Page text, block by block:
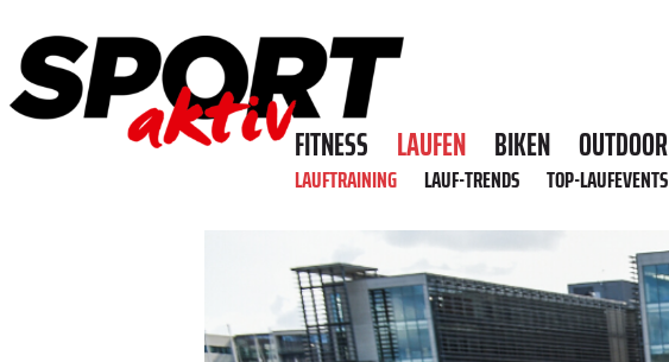
FITNESS LAUFEN BIKEN OUTDOOR
LAUFTRAINING LAUF-TRENDS TOP-LAUFEVENTS